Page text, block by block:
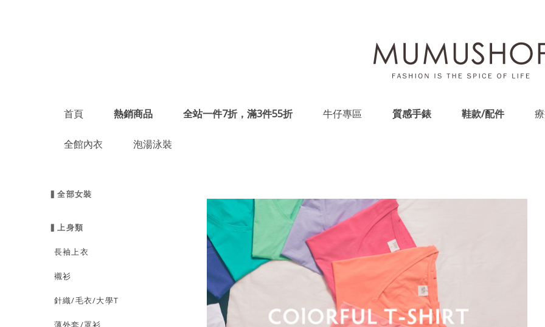
首頁 熱銷商品 全站一件7折，滿3件55折 牛仔專區 質感手錶 鞋款/配件
全館內衣 泡湯泳裝
▍全部女裝
▍上身類
長袖上衣
襯衫
針織/毛衣/大學T
薄外套/罩衫